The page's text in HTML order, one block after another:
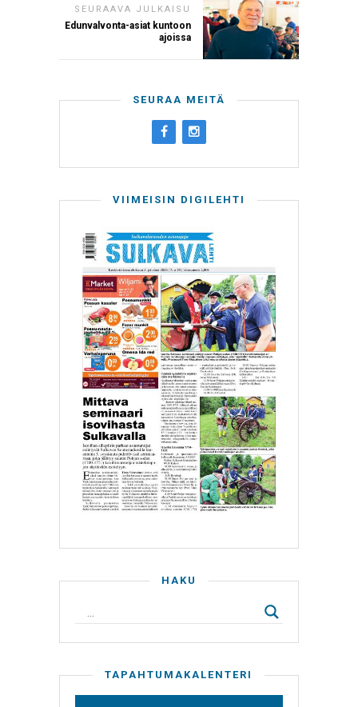
SEURAAVA JULKAISU
Edunvalvonta-asiat kuntoon
ajoissa
SEURAA MEITÄ
VIIMEISIN DIGILEHTI
HAKU
TAPAHTUMAKALENTERI